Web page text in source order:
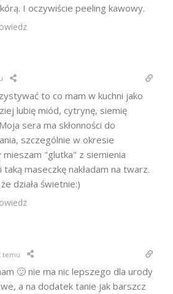
I oczywiście peeling kawowy.
to co mam w kuchni jako
lubię miód, cytrynę, siemię
sera ma skłonności do
szczególnie w okresie
"glutka" z siemienia
maseczkę nakładam na twarz.
działa świetnie:)
temu
🙂 nie ma nic lepszego dla urody
a na dodatek tanie jak barszcz